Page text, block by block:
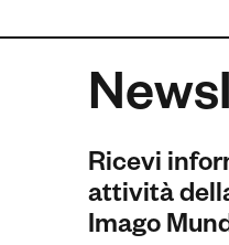
Ricevi
attività
Imago